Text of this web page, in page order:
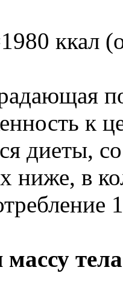
ккал
к
диеты,
ниже, в